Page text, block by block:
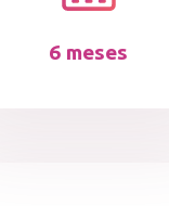
6 meses